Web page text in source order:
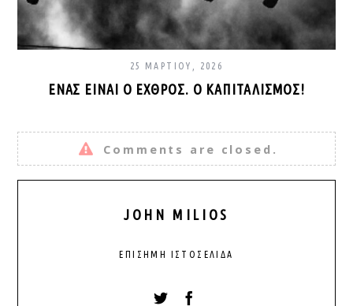
25 ΜΑΡΤΊΟΥ, 2026
ΈΝΑΣ ΕΊΝΑΙ Ο ΕΧΘΡΌΣ. Ο ΚΑΠΙΤΑΛΙΣΜΌΣ!
Comments are closed.
JOHN MILIOS
ΕΠΊΣΗΜΗ ΙΣΤΟΣΕΛΊΔΑ